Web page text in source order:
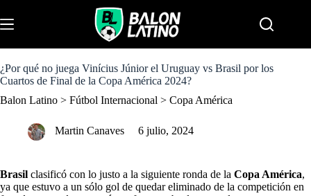
k
i
o
c
n
¿Por qué no juega Vinícius Júnior el Uruguay vs Brasil por los
Cuartos de Final de la Copa América 2024?
Balon Latino > Fútbol Internacional > Copa América
Martin Canaves 6 julio, 2024
Brasil clasificó con lo justo a la siguiente ronda de la Copa América,
ya que estuvo a un sólo gol de quedar eliminado de la competición en